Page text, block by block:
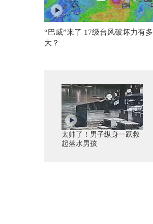
“巴威”来了 17级台风破坏力有多
大？
太帅了！男子纵身一跃救
起落水男孩